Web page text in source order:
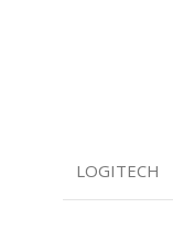
LOGITECH